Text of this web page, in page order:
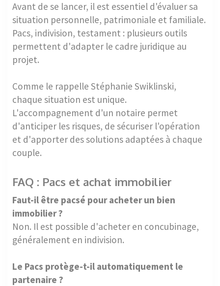
Avant de se lancer, il est essentiel d'évaluer sa
situation personnelle, patrimoniale et familiale.
Pacs, indivision, testament : plusieurs outils
permettent d'adapter le cadre juridique au
projet.
Comme le rappelle Stéphanie Swiklinski,
chaque situation est unique.
L'accompagnement d'un notaire permet
d'anticiper les risques, de sécuriser l'opération
et d'apporter des solutions adaptées à chaque
couple.
FAQ : Pacs et achat immobilier
Faut-il être pacsé pour acheter un bien
immobilier ?
Non. Il est possible d'acheter en concubinage,
généralement en indivision.
Le Pacs protège-t-il automatiquement le
partenaire ?